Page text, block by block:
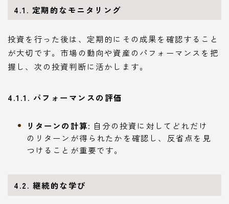
4.1. 定期的なモニタリング
投資を行った後は、定期的にその成果を確認すること
が大切です。市場の動向や資産のパフォーマンスを把
握し、次の投資判断に活かします。
4.1.1. パフォーマンスの評価
リターンの計算: 自分の投資に対してどれだけ
のリターンが得られたかを確認し、反省点を見
つけることが重要です。
4.2. 継続的な学び